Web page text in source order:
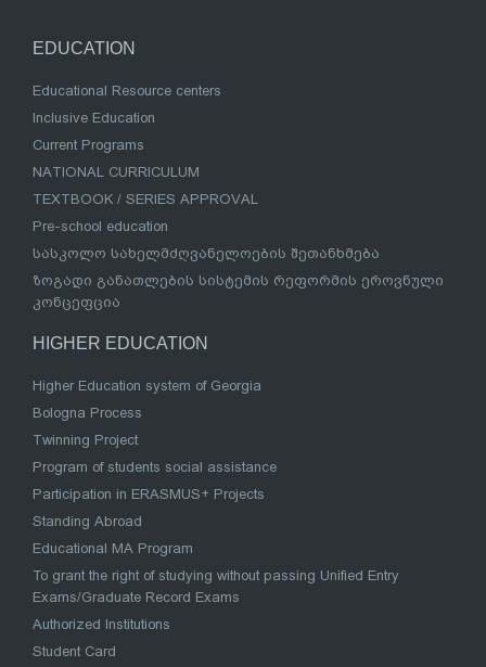
EDUCATION
Educational Resource centers
Inclusive Education
Current Programs
NATIONAL CURRICULUM
TEXTBOOK / SERIES APPROVAL
Pre-school education
სასკოლო სახელმძღვანელოების შეთანხმება
ზოგადი განათლების სისტემის რეფორმის ეროვნული
კონცეფცია
HIGHER EDUCATION
Higher Education system of Georgia
Bologna Process
Twinning Project
Program of students social assistance
Participation in ERASMUS+ Projects
Standing Abroad
Educational MA Program
To grant the right of studying without passing Unified Entry
Exams/Graduate Record Exams
Authorized Institutions
Student Card